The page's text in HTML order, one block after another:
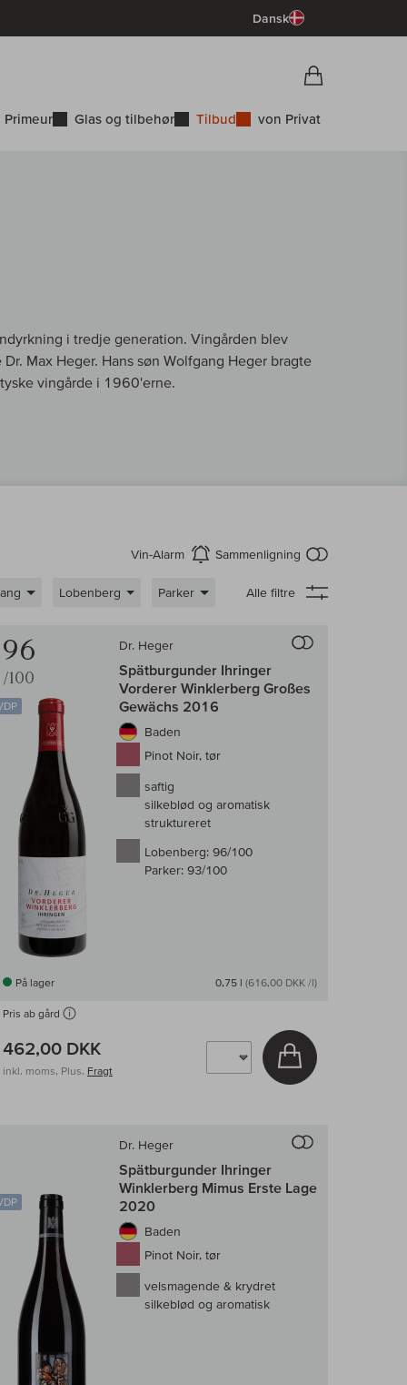
Dansk
Primeur Glas og tilbehør Tilbud von Privat
i tredje generation. Vingården blev
Max Heger. Hans søn Wolfgang Heger bragte
vingårde i 1960'erne.
Vin-Alarm
aktiver Sammenligning
Lobenberg Parker Alle filtre
96
/100
Dr. Heger
Spätburgunder Ihringer
Vorderer Winklerberg Großes
Gewächs 2016
Baden
Pinot Noir, tør
saftig
silkeblød og aromatisk
struktureret
Lobenberg: 96/100
Parker: 93/100
På lager 0,75 l (616,00 DKK /l)
Pris ab gård
462,00 DKK
inkl. moms, Plus. Fragt
Læg i kurv
Dr. Heger
Spätburgunder Ihringer
Winklerberg Mimus Erste Lage
2020
Baden
Pinot Noir, tør
velsmagende & krydret
silkeblød og aromatisk